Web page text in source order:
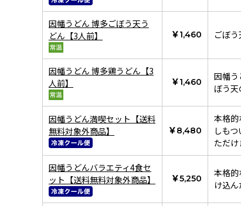
因幡うどん 博多ごぼう天う
どん【3人前】
￥1,460 ごぼ
因幡うどん 博多鶏うどん【3
人前】
￥1,460
因幡う
ぼう天
因幡うどん満喫セット【送料
無料対象外商品】
￥8,480
本格的
しも
ただけ
因幡うどんバラエティ4食セ
ット【送料無料対象外商品】
￥5,250
本格的
け込